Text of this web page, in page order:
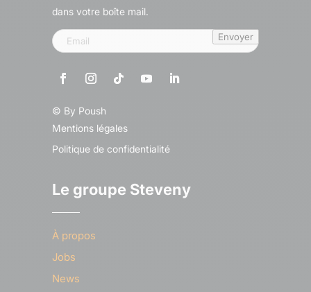
dans votre boîte mail.
Envoyer
© By Poush
Mentions légales
Politique de confidentialité
Le groupe Steveny
À propos
Jobs
News